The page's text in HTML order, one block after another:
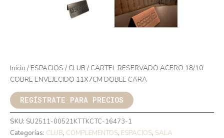
Inicio / ESPACIOS / CLUB / CARTEL RESERVADO ACERO 18/10
COBRE ENVEJECIDO 11X7CM DOBLE CARA
REGÍSTRATE PARA PRECIOS
SKU: SU2511-00521KTTKCTC-16473-1
Categorías: CLUB, COMPLEMENTOS, ESPACIOS, SALA